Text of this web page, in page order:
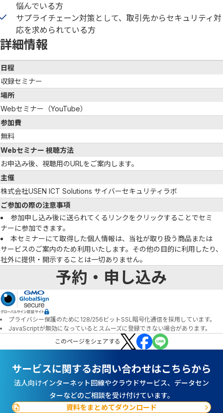
悩んでいる方
サプライチェーン対策として、取引先からセキュリティ対
応を求められている方
詳細情報
日程
収録セミナー
場所
Webセミナー（YouTube）
参加費
無料
Webセミナー 視聴方法
お申込み後、視聴用のURLをご案内します。
主催
株式会社USEN ICT Solutions サイバーセキュリティラボ
ご参加の際の注意事項
参加申し込み後に送られてくるリンクをクリックすることでセミ
ナーに参加できます。
本セミナーにて取得した個人情報は、当社が取り扱う商品または
サービスのご案内のため利用いたします。その他の目的に利用したり、
社外に提供・開示することは一切ありません。
予約・申し込み
プライバシー保護のために128/256ビットSSL暗号化通信を採用しています。
JavaScriptが無効になっているとスムーズに登録できない場合があります。
このページをシェアする
サービスに関するお問い合わせはこちらから
法人向けインターネット回線やクラウドサービス、データセン
ターなどのご相談を受け付けています。
資料をまとめてダウンロード